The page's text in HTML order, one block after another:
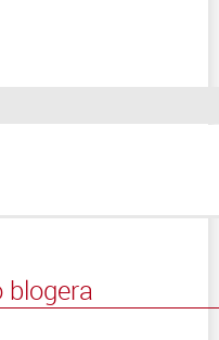
blogera